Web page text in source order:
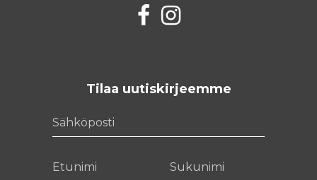
FacebookInstagram
Tilaa uutiskirjeemme